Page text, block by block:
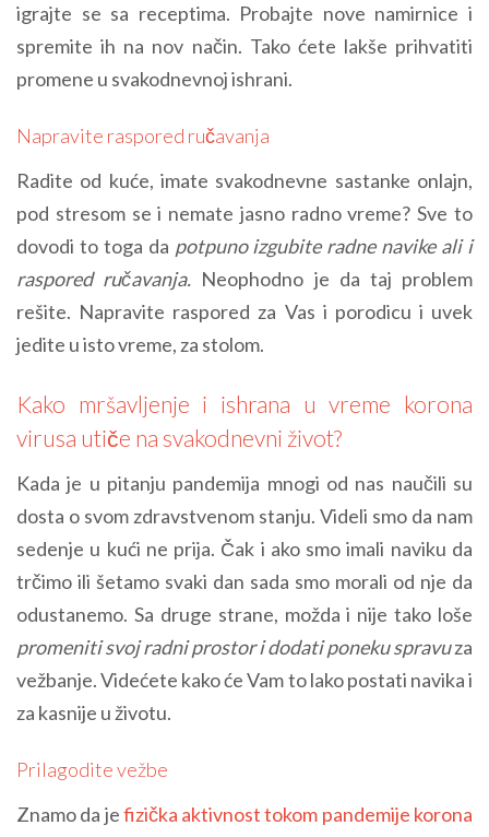
igrajte se sa receptima. Probajte nove namirnice i
spremite ih na nov način. Tako ćete lakše prihvatiti
promene u svakodnevnoj ishrani.
Napravite raspored ručavanja
Radite od kuće, imate svakodnevne sastanke onlajn,
pod stresom se i nemate jasno radno vreme? Sve to
dovodi to toga da potpuno izgubite radne navike ali i
raspored ručavanja. Neophodno je da taj problem
rešite. Napravite raspored za Vas i porodicu i uvek
jedite u isto vreme, za stolom.
Kako mršavljenje i ishrana u vreme korona
virusa utiče na svakodnevni život?
Kada je u pitanju pandemija mnogi od nas naučili su
dosta o svom zdravstvenom stanju. Videli smo da nam
sedenje u kući ne prija. Čak i ako smo imali naviku da
trčimo ili šetamo svaki dan sada smo morali od nje da
odustanemo. Sa druge strane, možda i nije tako loše
promeniti svoj radni prostor i dodati poneku spravuza
vežbanje. Videćete kako će Vam to lako postati navika i
za kasnije u životu.
Prilagodite vežbe
Znamo da jefizička aktivnost tokom pandemije korona